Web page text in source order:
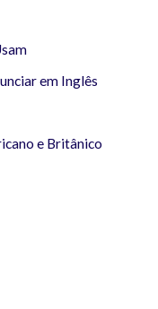
em Inglês
e Britânico